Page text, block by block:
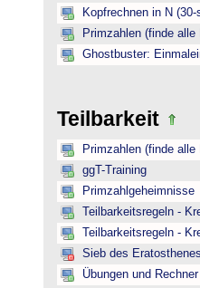
Kopfrechnen in N
Primzahlen (finde
Ghostbuster:
Teilbarkeit
Primzahlen (finde
ggT-Training
Primzahlgeheimnisse
Teilbarkeitsregeln -
Teilbarkeitsregeln -
Sieb des Eratosthenes
Übungen und